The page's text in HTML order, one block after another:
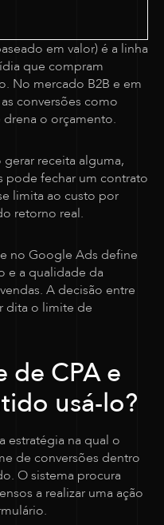
em valor) é a linha
que compram
No mercado B2B e em
conversões como
o orçamento.
receita alguma,
pode fechar um contrato
limita ao custo por
retorno real.
no Google Ads define
e a qualidade da
A decisão entre
dita o limite de
de CPA e
usá-lo?
estratégia na qual o
de conversões dentro
O sistema procura
a realizar uma ação